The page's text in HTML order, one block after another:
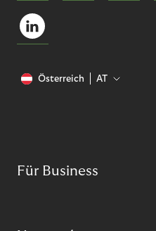
Österreich AT
Für Business